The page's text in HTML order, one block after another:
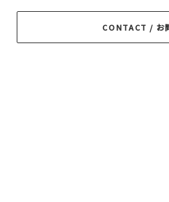
RADIALL RATS
ROUGH AND
CONTACT / お